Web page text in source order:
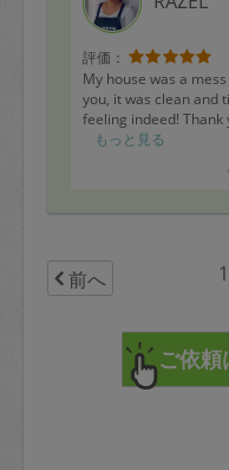
評価：
My house was a
you, it was clean and
feeling indeed! Thank
もっと見る
前へ